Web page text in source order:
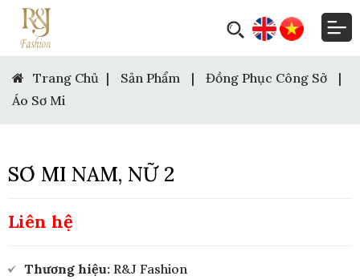
Trang Chủ | Sản Phẩm | Đồng Phục Công Sở
|
Áo Sơ Mi
SƠ MI NAM, NỮ 2
Liên hệ
Thương hiệu: R&J Fashion